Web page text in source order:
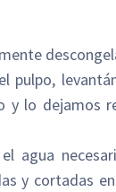
pulpo,
lo dejamos
agua
y cortadas